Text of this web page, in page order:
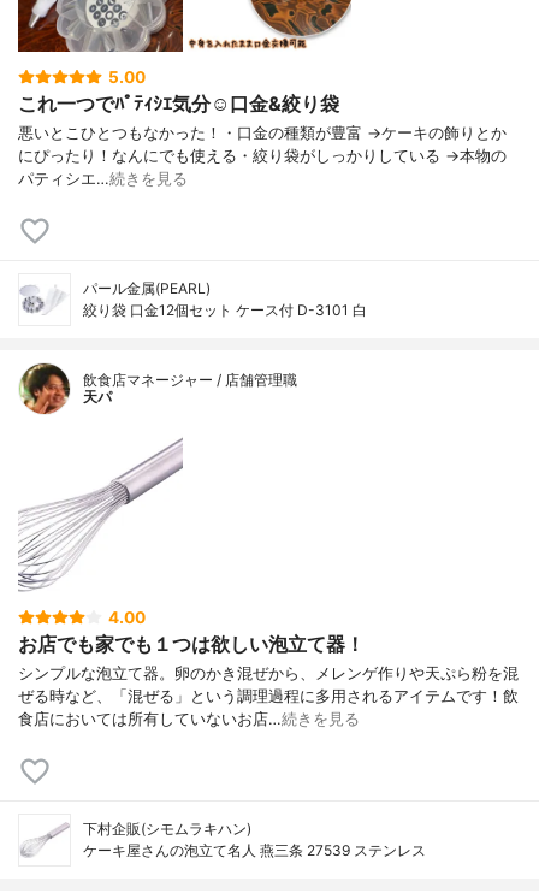
5.00
これ一つでﾊﾟﾃｨｼｴ気分☺️口金&絞り袋
悪いとこひとつもなかった！・口金の種類が豊富 →ケーキの飾りとか
にぴったり！なんにでも使える・絞り袋がしっかりしている →本物の
パティシエ…続きを見る
パール金属(PEARL)
絞り袋 口金12個セット ケース付 D-3101 白
飲食店マネージャー / 店舗管理職
天パ
4.00
お店でも家でも１つは欲しい泡立て器！
シンプルな泡立て器。卵のかき混ぜから、メレンゲ作りや天ぷら粉を混
ぜる時など、「混ぜる」という調理過程に多用されるアイテムです！飲
食店においては所有していないお店…続きを見る
下村企販(シモムラキハン)
ケーキ屋さんの泡立て名人 燕三条 27539 ステンレス